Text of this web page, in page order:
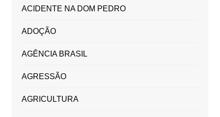
ACIDENTE NA DOM PEDRO
ADOÇÃO
AGÊNCIA BRASIL
AGRESSÃO
AGRICULTURA